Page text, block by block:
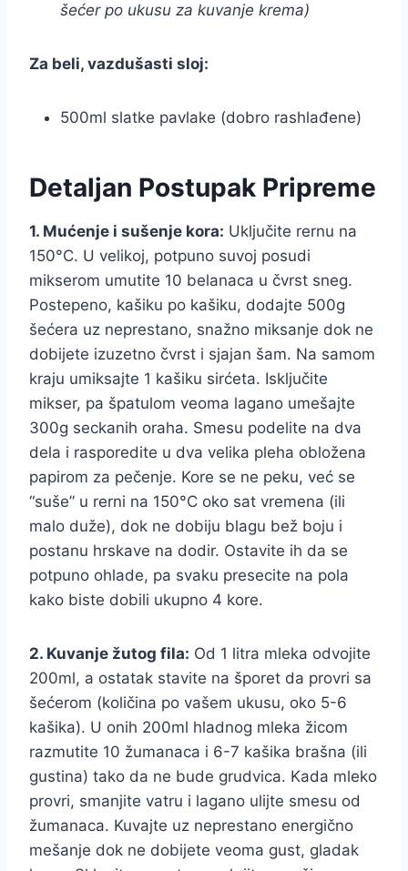
šećer po ukusu za kuvanje krema)
Za beli, vazdušasti sloj:
500ml slatke pavlake (dobro rashlađene)
Detaljan Postupak Pripreme
1. Mućenje i sušenje kora: Uključite rernu na
150°C. U velikoj, potpuno suvoj posudi
mikserom umutite 10 belanaca u čvrst sneg.
Postepeno, kašiku po kašiku, dodajte 500g
šećera uz neprestano, snažno miksanje dok ne
dobijete izuzetno čvrst i sjajan šam. Na samom
kraju umiksajte 1 kašiku sirćeta. Isključite
mikser, pa špatulom veoma lagano umešajte
300g seckanih oraha. Smesu podelite na dva
dela i rasporedite u dva velika pleha obložena
papirom za pečenje. Kore se ne peku, već se
“suše” u rerni na 150°C oko sat vremena (ili
malo duže), dok ne dobiju blagu bež boju i
postanu hrskave na dodir. Ostavite ih da se
potpuno ohlade, pa svaku presecite na pola
kako biste dobili ukupno 4 kore.
2. Kuvanje žutog fila: Od 1 litra mleka odvojite
200ml, a ostatak stavite na šporet da provri sa
šećerom (količina po vašem ukusu, oko 5-6
kašika). U onih 200ml hladnog mleka žicom
razmutite 10 žumanaca i 6-7 kašika brašna (ili
gustina) tako da ne bude grudvica. Kada mleko
provri, smanjite vatru i lagano ulijte smesu od
žumanaca. Kuvajte uz neprestano energično
mešanje dok ne dobijete veoma gust, gladak